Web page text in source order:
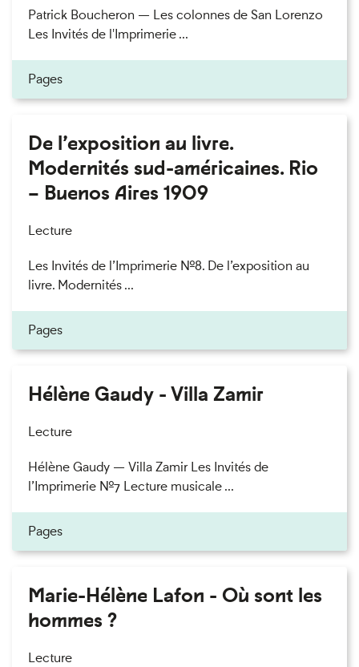
Patrick Boucheron — Les colonnes de San Lorenzo
Les Invités de l'Imprimerie ...
Pages
De l’exposition au livre.
Modernités sud-américaines. Rio
– Buenos Aires 1909
Lecture
Les Invités de l’Imprimerie n°8. De l’exposition au
livre. Modernités ...
Pages
Hélène Gaudy - Villa Zamir
Lecture
Hélène Gaudy — Villa Zamir Les Invités de
l’Imprimerie n°7 Lecture musicale ...
Pages
Marie-Hélène Lafon - Où sont les
hommes ?
Lecture